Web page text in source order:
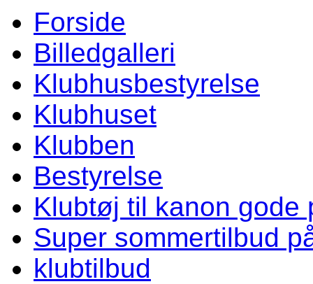
Forside
Billedgalleri
Klubhusbestyrelse
Klubhuset
Klubben
Bestyrelse
Klubtøj til kanon gode
Super sommertilbud
klubtilbud